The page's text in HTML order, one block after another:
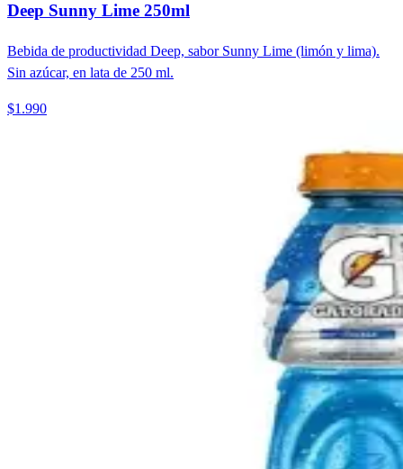
Deep Sunny Lime 250ml
Bebida de productividad Deep, sabor Sunny Lime (limón y lima).
Sin azúcar, en lata de 250 ml.
$1.990